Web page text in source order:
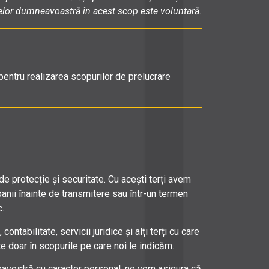
dumneavoastră în acest scop este voluntară.
realizarea scopurilor de prelucrare
protecție și securitate. Cu acești terți avem
înainte de transmitere sau într-un termen
servicii juridice și alți terți cu care
doar în scopurile pe care noi le indicăm.